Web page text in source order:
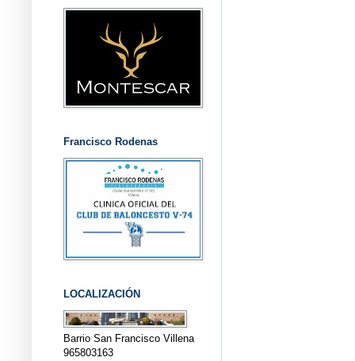
Francisco Rodenas
LOCALIZACIÓN
Barrio San Francisco Villena
965803163